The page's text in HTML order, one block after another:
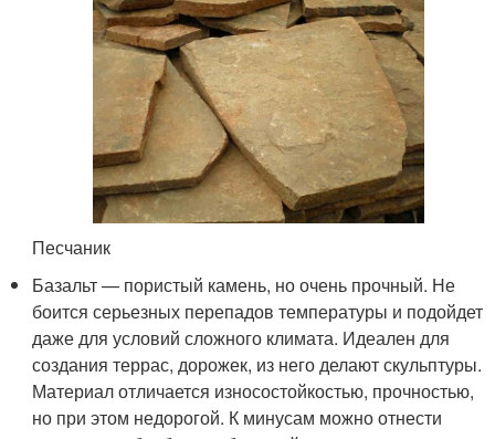
Песчаник
Базальт — пористый камень, но очень прочный. Не
боится серьезных перепадов температуры и подойдет
даже для условий сложного климата. Идеален для
создания террас, дорожек, из него делают скульптуры.
Материал отличается износостойкостью, прочностью,
но при этом недорогой. К минусам можно отнести